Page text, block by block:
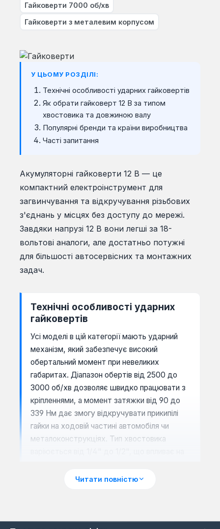
Гайковерти 7000 об/хв
Гайковерти з металевим корпусом
У ЦЬОМУ РОЗДІЛІ:
Технічні особливості ударних гайковертів
Як обрати гайковерт 12 В за типом
хвостовика та довжиною валу
Популярні бренди та країни виробництва
Часті запитання
Акумуляторні гайковерти 12 В — це
компактний електроінструмент для
загвинчування та відкручування різьбових
з'єднань у місцях без доступу до мережі.
Завдяки напрузі 12 В вони легші за 18-
вольтові аналоги, але достатньо потужні
для більшості автосервісних та монтажних
задач.
Технічні особливості ударних
гайковертів
Усі моделі в цій категорії мають ударний
механізм, який забезпечує високий
обертальний момент при невеликих
габаритах. Діапазон обертів від 2500 до
3000 об/хв дозволяє швидко працювати з
кріпленнями, а момент затяжки від 90 до
339 Нм дає змогу відкручувати прикипілі
гайки на ходовій частині автомобіля чи
металоконструкціях. Тип хвостовика
для авторемонту, 3/8" — для точних робіт,
Читати повністю